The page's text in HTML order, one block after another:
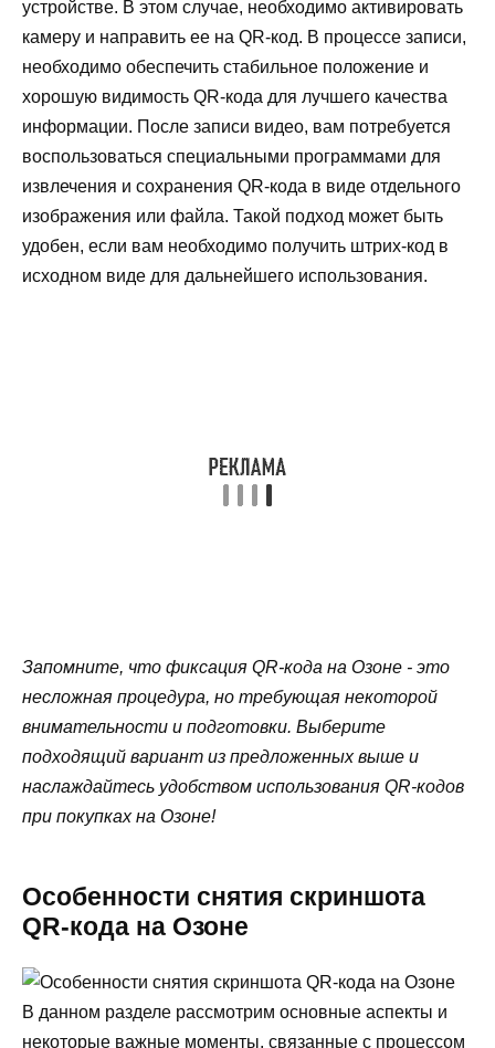
устройстве. В этом случае, необходимо активировать
камеру и направить ее на QR-код. В процессе записи,
необходимо обеспечить стабильное положение и
хорошую видимость QR-кода для лучшего качества
информации. После записи видео, вам потребуется
воспользоваться специальными программами для
извлечения и сохранения QR-кода в виде отдельного
изображения или файла. Такой подход может быть
удобен, если вам необходимо получить штрих-код в
исходном виде для дальнейшего использования.
Запомните, что фиксация QR-кода на Озоне - это
несложная процедура, но требующая некоторой
внимательности и подготовки. Выберите
подходящий вариант из предложенных выше и
наслаждайтесь удобством использования QR-кодов
при покупках на Озоне!
Особенности снятия скриншота
QR-кода на Озоне
В данном разделе рассмотрим основные аспекты и
некоторые важные моменты, связанные с процессом